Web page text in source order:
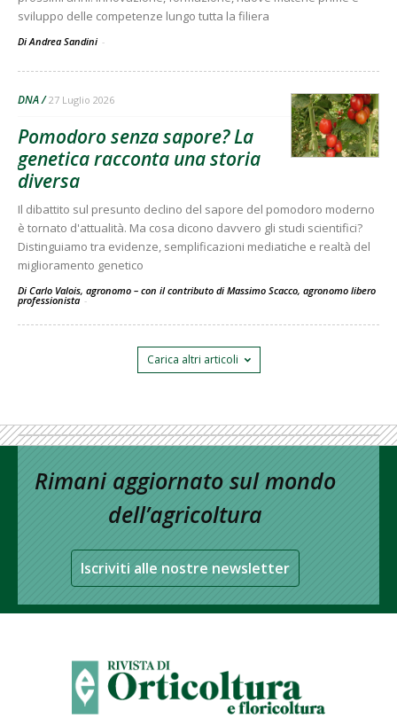
sviluppo delle competenze lungo tutta la filiera
Di Andrea Sandini -
DNA 27 Luglio 2026
Pomodoro senza sapore? La
genetica racconta una storia
diversa
Il dibattito sul presunto declino del sapore del pomodoro moderno
è tornato d'attualità. Ma cosa dicono davvero gli studi scientifici?
Distinguiamo tra evidenze, semplificazioni mediatiche e realtà del
miglioramento genetico
Di Carlo Valois, agronomo – con il contributo di Massimo Scacco, agronomo libero
professionista -
Carica altri articoli
Rimani aggiornato sul mondo
dell’agricoltura
Iscriviti alle nostre newsletter